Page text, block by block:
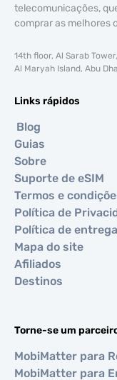
telecomunicações,
comprar as melhores
14th floor, Al Sarab
Al Maryah Island, Abu
Links rápidos
Blog
Guias
Sobre
Suporte de eSIM
Termos e
Política de
Política de
Mapa do site
Afiliados
Destinos
Torne-se um
MobiMatter para
MobiMatter para